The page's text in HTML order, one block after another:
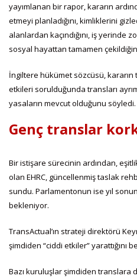
yayımlanan bir rapor, kararın
etmeyi planladığını, kimliklerini
alanlardan kaçındığını, iş yerinde
sosyal hayattan tamamen
İngiltere hükümet sözcüsü,
etkileri sorulduğunda transları
yasaların mevcut olduğunu söyledi.
Genç translar
Bir istişare sürecinin ardından,
olan EHRC, güncellenmiş taslak
sundu. Parlamentonun ise yıl
bekleniyor.
TransActual’ın strateji direktörü
şimdiden “ciddi etkiler” yarattığını
Bazı kuruluşlar şimdiden translara